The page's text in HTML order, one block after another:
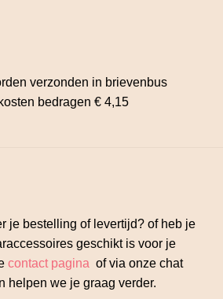
verzonden in brievenbus
bedragen € 4,15
je bestelling of levertijd? of heb je
geschikt is voor je
contact pagina of via onze chat
helpen we je graag verder.